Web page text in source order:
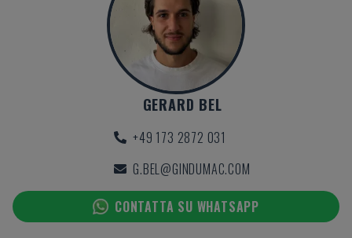
GERARD BEL
+49 173 2872 031
G.BEL@GINDUMAC.COM
CONTATTA SU WHATSAPP